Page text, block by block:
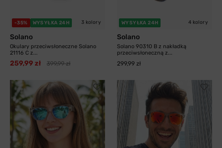
-35% WYSYŁKA 24H 3 kolory
Solano
Okulary przeciwsłoneczne Solano
21116 C z...
259,99 zł 399,99 zł
WYSYŁKA 24H 4 kolory
Solano
Solano 90310 B z nakładką
przeciwsłoneczną z...
299,99 zł